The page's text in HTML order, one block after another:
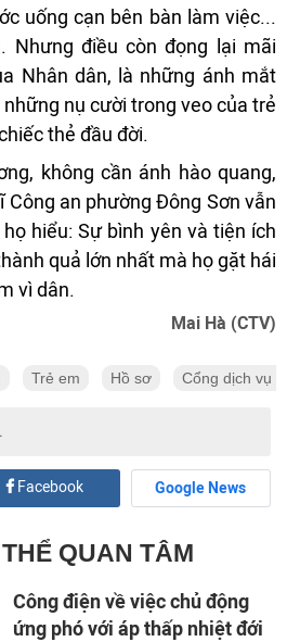
uống cạn bên bàn làm việc...
Nhưng điều còn đọng lại mãi
Nhân dân, là những ánh mắt
nụ cười trong veo của trẻ
thẻ đầu đời.
không cần ánh hào quang,
Công an phường Đông Sơn vẫn
hiểu: Sự bình yên và tiện ích
quả lớn nhất mà họ gặt hái
vì dân.
Mai Hà (CTV)
Trẻ em Hồ sơ Cổng dịch vụ
Facebook Google News
QUAN TÂM
Công điện về việc chủ động
ứng phó với áp thấp nhiệt đới